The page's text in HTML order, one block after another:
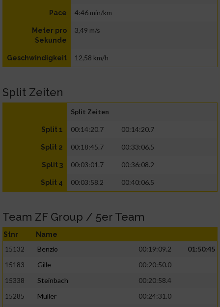
Pace 4:46 min/km
Meter pro
Sekunde
3,49 m/s
Geschwindigkeit 12,58 km/h
Split Zeiten
Split Zeiten
Split 1 00:14:20.7 00:14:20.7
Split 2 00:18:45.7 00:33:06.5
Split 3 00:03:01.7 00:36:08.2
Split 4 00:03:58.2 00:40:06.5
Team ZF Group / 5er Team
Stnr Name
15132 Benzio 00:19:09.2
01:50:45
15183
Gille
00:20:50.0
15338
Steinbach
00:20:58.4
15285
Müller
00:24:31.0